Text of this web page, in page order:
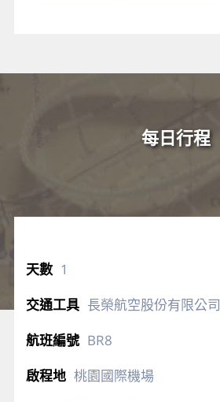
每日行程
1
長榮航空股份有限公司
BR8
桃園國際機場